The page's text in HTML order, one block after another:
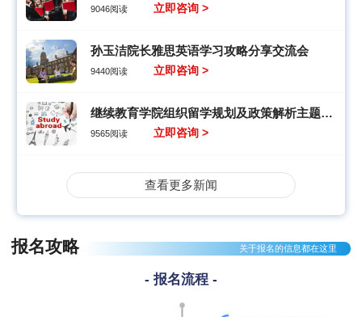
9046阅读 立即咨询 >
孙玉洁院长雅思英语学习攻略分享交流会
9440阅读 立即咨询 >
继续教育学院组织留学规划及政策解析主题讲座
9565阅读 立即咨询 >
查看更多新闻
报名攻略 关于报名的信息都在这里
- 报名流程 -